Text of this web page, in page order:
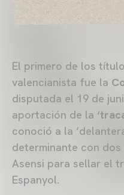
El primero de los
valencianista fue la
disputada el 19 de
aportación de la
conoció a la
determinante con
Asensi para sellar el
Espanyol.